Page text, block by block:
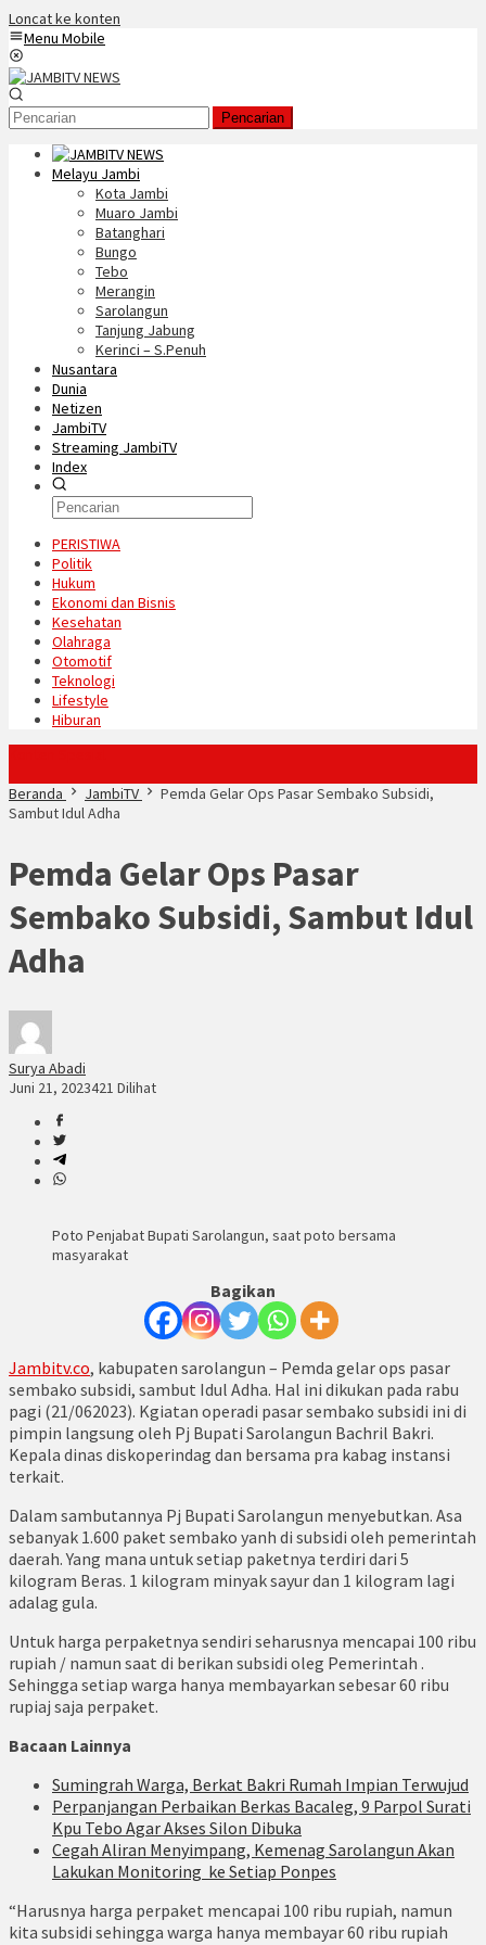
Loncat ke konten
Menu Mobile
Pencarian
Melayu Jambi
Kota Jambi
Muaro Jambi
Batanghari
Bungo
Tebo
Merangin
Sarolangun
Tanjung Jabung
Kerinci – S.Penuh
Nusantara
Dunia
Netizen
JambiTV
Streaming JambiTV
Index
PERISTIWA
Politik
Hukum
Ekonomi dan Bisnis
Kesehatan
Olahraga
Otomotif
Teknologi
Lifestyle
Hiburan
Beranda
JambiTV
Pemda Gelar Ops Pasar Sembako Subsidi,
Sambut Idul Adha
Pemda Gelar Ops Pasar
Sembako Subsidi, Sambut Idul
Adha
Surya Abadi
Juni 21, 2023421 Dilihat
Poto Penjabat Bupati Sarolangun, saat poto bersama
masyarakat
Bagikan
Jambitv.co, kabupaten sarolangun – Pemda gelar ops pasar
sembako subsidi, sambut Idul Adha. Hal ini dikukan pada rabu
pagi (21/062023). Kgiatan operadi pasar sembako subsidi ini di
pimpin langsung oleh Pj Bupati Sarolangun Bachril Bakri.
Kepala dinas diskoperindag dan bersama pra kabag instansi
terkait.
Dalam sambutannya Pj Bupati Sarolangun menyebutkan. Asa
sebanyak 1.600 paket sembako yanh di subsidi oleh pemerintah
daerah. Yang mana untuk setiap paketnya terdiri dari 5
kilogram Beras. 1 kilogram minyak sayur dan 1 kilogram lagi
adalag gula.
Untuk harga perpaketnya sendiri seharusnya mencapai 100 ribu
rupiah / namun saat di berikan subsidi oleg Pemerintah .
Sehingga setiap warga hanya membayarkan sebesar 60 ribu
rupiaj saja perpaket.
Bacaan Lainnya
Sumingrah Warga, Berkat Bakri Rumah Impian Terwujud
Perpanjangan Perbaikan Berkas Bacaleg, 9 Parpol Surati
Kpu Tebo Agar Akses Silon Dibuka
Cegah Aliran Menyimpang, Kemenag Sarolangun Akan
Lakukan Monitoring ke Setiap Ponpes
“Harusnya harga perpaket mencapai 100 ribu rupiah, namun
kita subsidi sehingga warga hanya membayar 60 ribu rupiah